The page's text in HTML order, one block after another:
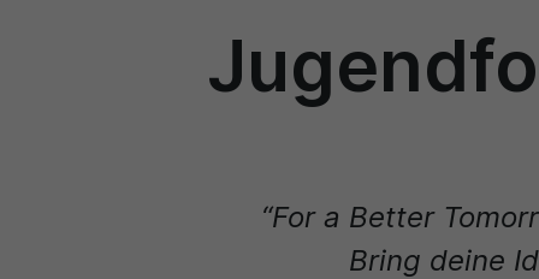
“For a Better
Bring deine